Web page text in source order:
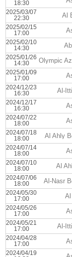
18:30
2025/03/07
22:30
Al
2025/02/15
17:00
2025/02/10
14:30
2025/01/26
14:30
Olympic
2025/01/09
17:00
2024/12/23
16:30
Al-
2024/12/17
16:30
2024/07/22
18:00
2024/07/18
18:00
Al Ahly
2024/07/14
18:00
2024/07/10
18:00
Al
2024/07/06
18:00
Al-Nasr
2024/05/30
17:00
2024/05/26
17:00
2024/05/21
17:00
Al-
2024/04/28
17:00
2024/04/19